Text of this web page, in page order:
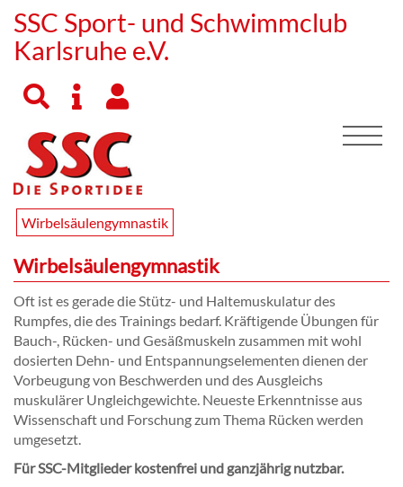
SSC Sport- und Schwimmclub
Karlsruhe e.V.
Wirbelsäulengymnastik
Wirbelsäulengymnastik
Oft ist es gerade die Stütz- und Haltemuskulatur des
Rumpfes, die des Trainings bedarf. Kräftigende Übungen für
Bauch-, Rücken- und Gesäßmuskeln zusammen mit wohl
dosierten Dehn- und Entspannungselementen dienen der
Vorbeugung von Beschwerden und des Ausgleichs
muskulärer Ungleichgewichte. Neueste Erkenntnisse aus
Wissenschaft und Forschung zum Thema Rücken werden
umgesetzt.
Für SSC-Mitglieder kostenfrei und ganzjährig nutzbar.